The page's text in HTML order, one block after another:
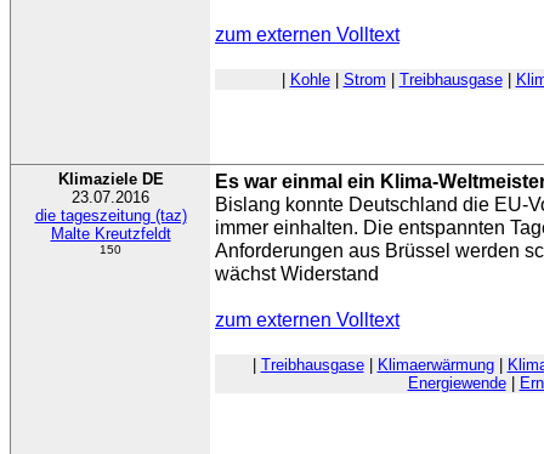
zum externen Volltext
Kohle| Strom Treibhausgase|
Klimaziele DE
23.07.2016
die tageszeitung (taz)
Malte Kreutzfeldt
150
Es war einmal ein Klima-
Bislang konnte Deutschland die EU-
immer einhalten. Die entspannten
Anforderungen aus Brüssel werden
wächst Widerstand
zum externen Volltext
Treibhausgase| Klimaerwärmung|
Energiewende|